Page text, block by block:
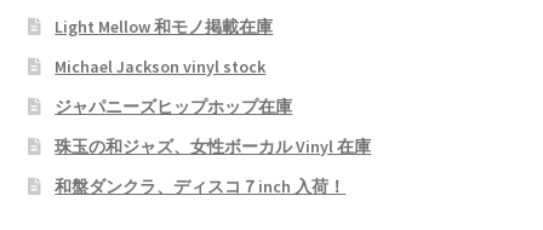
Light Mellow 和モノ掲載在庫
Michael Jackson vinyl stock
ジャパニーズヒップホップ在庫
珠玉の和ジャズ、女性ボーカル Vinyl 在庫
和盤ダンクラ、ディスコ７inch 入荷！